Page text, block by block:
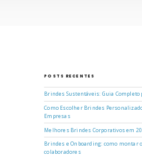
POSTS RECENTES
Brindes Sustentáveis: Guia
Como Escolher Brindes
Empresas
Melhores Brindes Corporativos em
Brindes e Onboarding: como montar
colaboradores